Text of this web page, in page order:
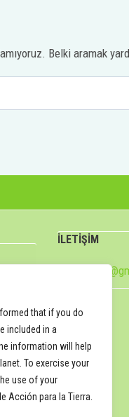
that if you do
included in a
information will help
To exercise your
use of your
Acción para la Tierra.
Belki aramak
İLETİŞİM